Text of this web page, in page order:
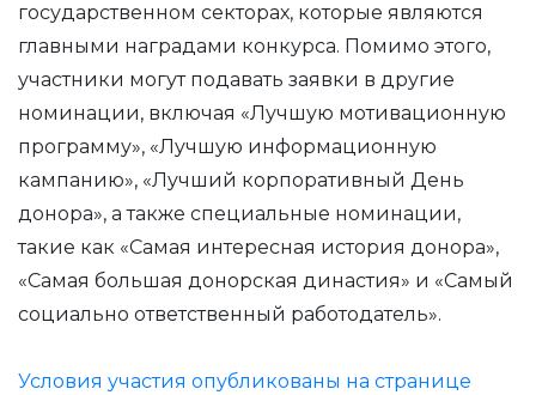
государственном секторах, которые являются
главными наградами конкурса. Помимо этого,
участники могут подавать заявки в другие
номинации, включая «Лучшую мотивационную
программу», «Лучшую информационную
кампанию», «Лучший корпоративный День
донора», а также специальные номинации,
такие как «Самая интересная история донора»,
«Самая большая донорская династия» и «Самый
социально ответственный работодатель».
Условия участия опубликованы на странице